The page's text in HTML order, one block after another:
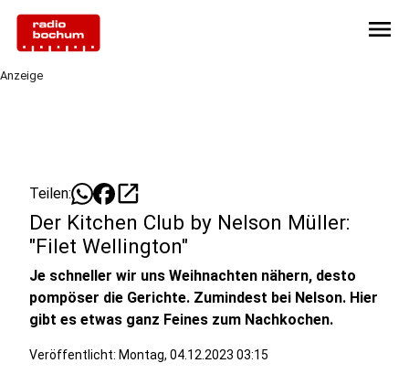
menu
Anzeige
Teilen: open_in_new
Der Kitchen Club by Nelson Müller:
"Filet Wellington"
Je schneller wir uns Weihnachten nähern, desto
pompöser die Gerichte. Zumindest bei Nelson. Hier
gibt es etwas ganz Feines zum Nachkochen.
Veröffentlicht: Montag, 04.12.2023 03:15